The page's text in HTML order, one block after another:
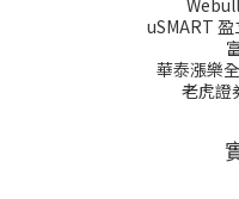
uSMART
華泰漲樂
老虎證